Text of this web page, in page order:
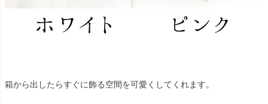
箱から出したらすぐに飾る空間を可愛くしてくれます。